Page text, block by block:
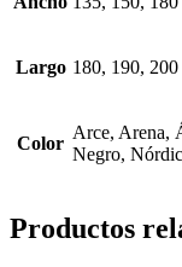
Largo 180, 190, 200
Color
Arce, Arena,
Negro,
Productos